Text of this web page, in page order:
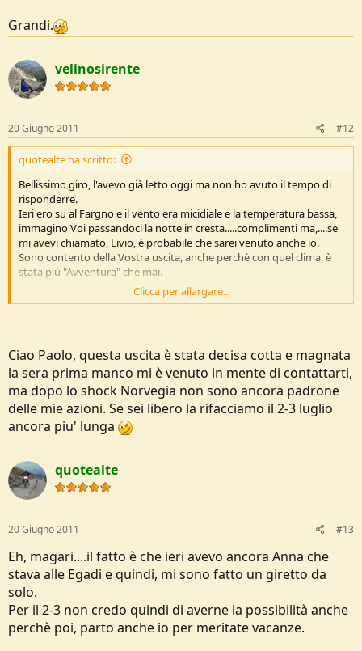
Grandi.
velinosirente
20 Giugno 2011 #12
quotealte ha scritto:
Bellissimo giro, l'avevo già letto oggi ma non ho avuto il tempo di
risponderre.
Ieri ero su al Fargno e il vento era micidiale e la temperatura bassa,
immagino Voi passandoci la notte in cresta.....complimenti ma,....se
mi avevi chiamato, Livio, è probabile che sarei venuto anche io.
Sono contento della Vostra uscita, anche perchè con quel clima, è
stata più "Avventura" che mai.
Grandi.
Clicca per allargare...
Ciao Paolo, questa uscita è stata decisa cotta e magnata
la sera prima manco mi è venuto in mente di contattarti,
ma dopo lo shock Norvegia non sono ancora padrone
delle mie azioni. Se sei libero la rifacciamo il 2-3 luglio
ancora piu' lunga
quotealte
20 Giugno 2011 #13
Eh, magari....il fatto è che ieri avevo ancora Anna che
stava alle Egadi e quindi, mi sono fatto un giretto da
solo.
Per il 2-3 non credo quindi di averne la possibilità anche
perchè poi, parto anche io per meritate vacanze.